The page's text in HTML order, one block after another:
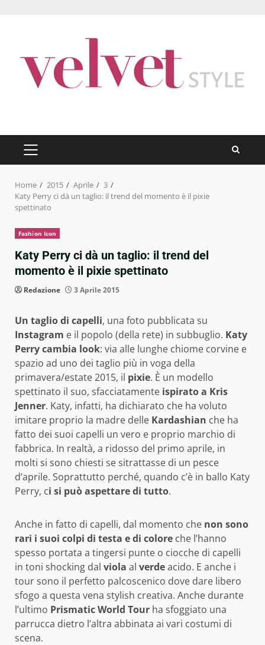
PRIMARY
MENU
Home 2015 Aprile
3
Katy Perry ci dà un taglio: il trend del momento è il pixie
spettinato
Fashion Icon
Katy Perry ci dà un taglio: il trend del
momento è il pixie spettinato
Redazione 3 Aprile 2015
Un taglio di capelli, una foto pubblicata su
Instagram e il popolo (della rete) in subbuglio. Katy
Perry cambia look: via alle lunghe chiome corvine e
spazio ad uno dei taglio più in voga della
primavera/estate 2015, il pixie. È un modello
spettinato il suo, sfacciatamente ispirato a Kris
Jenner. Katy, infatti, ha dichiarato che ha voluto
imitare proprio la madre delle Kardashian che ha
fatto dei suoi capelli un vero e proprio marchio di
fabbrica. In realtà, a ridosso del primo aprile, in
molti si sono chiesti se sitrattasse di un pesce
d’aprile. Soprattutto perché, quando c’è in ballo Katy
Perry, ci si può aspettare di tutto.
Anche in fatto di capelli, dal momento che non sono
rari i suoi colpi di testa e di colore che l’hanno
spesso portata a tingersi punte o ciocche di capelli
in toni shocking dal viola al verdeacido. E anche i
tour sono il perfetto palcoscenico dove dare libero
sfogo a questa vena stylish creativa. Anche durante
l’ultimo Prismatic World Tour ha sfoggiato una
parrucca dietro l’altra abbinata ai vari costumi di
scena.